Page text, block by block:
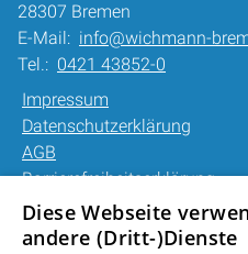
28307 Bremen
E-Mail: info@wichmann-
Tel.: 0421 43852-0
Impressum
Datenschutzerklärung
AGB
Barrierefreiheitserklärung
Unsere Bereiche
Diese Webseite
andere (Dritt-)Dienste